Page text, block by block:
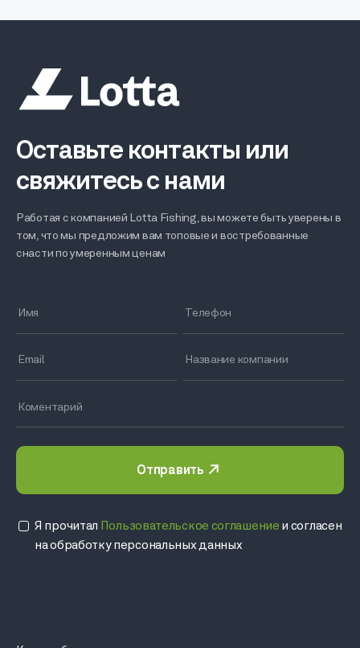
Оставьте контакты или
свяжитесь с нами
Работая с компанией Lotta Fishing, вы можете быть уверены в
том, что мы предложим вам топовые и востребованные
снасти по умеренным ценам
Отправить
Я прочитал Пользовательское соглашение и согласен
на обработку персональных данных